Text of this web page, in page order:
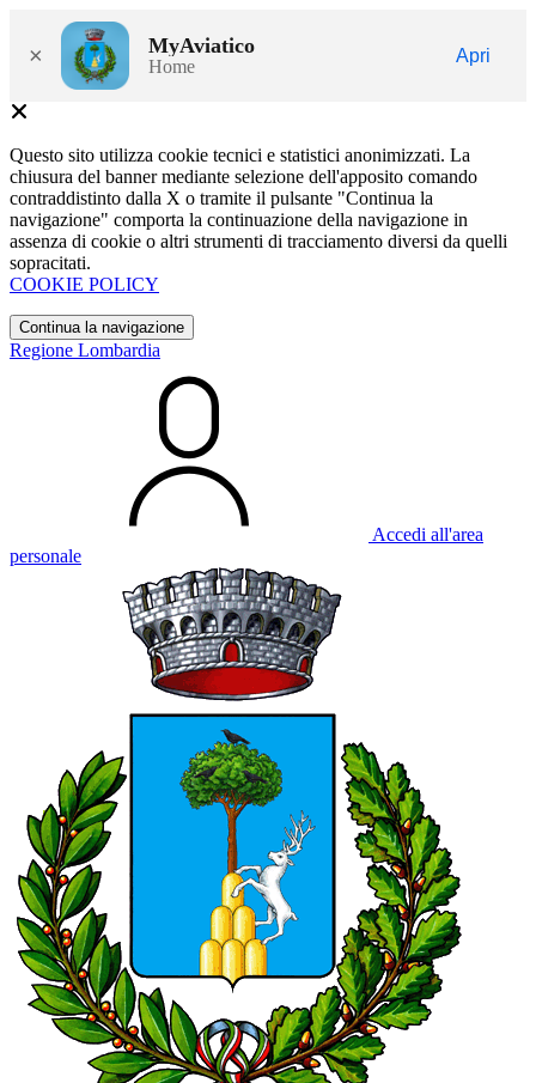
× MyAviatico
Home
Apri
Questo sito utilizza cookie tecnici e statistici anonimizzati. La
chiusura del banner mediante selezione dell'apposito comando
contraddistinto dalla X o tramite il pulsante "Continua la
navigazione" comporta la continuazione della navigazione in
assenza di cookie o altri strumenti di tracciamento diversi da quelli
sopracitati.
COOKIE POLICY
Continua la navigazione
Regione Lombardia
Accedi all'area
personale